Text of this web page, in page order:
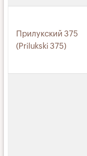
Прилукский 375
(Prilukski 375)